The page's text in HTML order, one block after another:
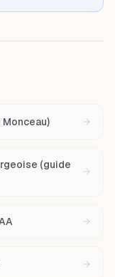
(guide